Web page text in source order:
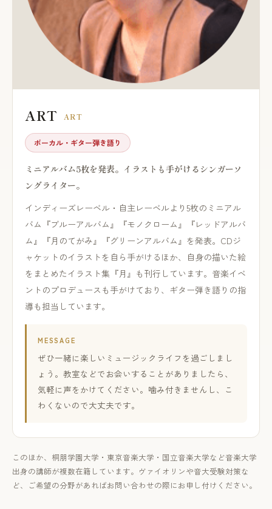
ART ART
ボーカル・ギター弾き語り
ミニアルバム5枚を発表。イラストも手がけるシンガーソ
ングライター。
インディーズレーベル・自主レーベルより5枚のミニアル
バム『ブルーアルバム』『モノクローム』『レッドアルバ
ム』『月のてがみ』『グリーンアルバム』を発表。CDジ
ャケットのイラストを自ら手がけるほか、自身の描いた絵
をまとめたイラスト集『月』も刊行しています。音楽イベ
ントのプロデュースも手がけており、ギター弾き語りの指
導も担当しています。
MESSAGE
ぜひ一緒に楽しいミュージックライフを過ごしまし
ょう。教室などでお会いすることがありましたら、
気軽に声をかけてください。噛み付きませんし、こ
わくないので大丈夫です。
このほか、桐朋学園大学・東京音楽大学・国立音楽大学など音楽大学
出身の講師が複数在籍しています。ヴァイオリンや音大受験対策な
ど、ご希望の分野があればお問い合わせの際にお申し付けください。